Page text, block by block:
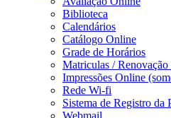
Biblioteca
Calendários
Catálogo Online
Grade de Horários
Matriculas /
Impressões Online
Rede Wi-fi
Sistema de Registro da
Webmail